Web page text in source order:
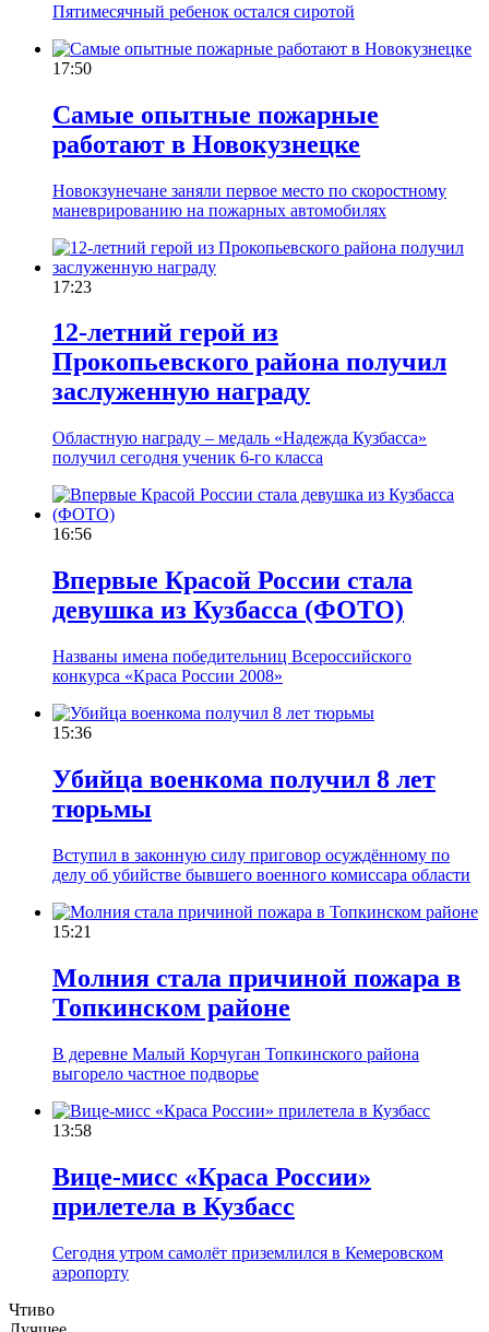
Пятимесячный ребенок остался сиротой
17:50
Самые опытные пожарные
работают в Новокузнецке
Новокзунечане заняли первое место по скоростному
маневрированию на пожарных автомобилях
17:23
12-летний герой из
Прокопьевского района получил
заслуженную награду
Областную награду – медаль «Надежда Кузбасса»
получил сегодня ученик 6-го класса
16:56
Впервые Красой России стала
девушка из Кузбасса (ФОТО)
Названы имена победительниц Всероссийского
конкурса «Краса России 2008»
15:36
Убийца военкома получил 8 лет
тюрьмы
Вступил в законную силу приговор осуждённому по
делу об убийстве бывшего военного комиссара области
15:21
Молния стала причиной пожара в
Топкинском районе
В деревне Малый Корчуган Топкинского района
выгорело частное подворье
13:58
Вице-мисс «Краса России»
прилетела в Кузбасс
Сегодня утром самолёт приземлился в Кемеровском
аэропорту
Чтиво